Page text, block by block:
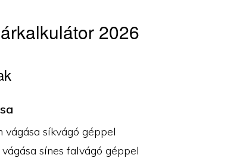
2026
vágása síkvágó géppel
sínes falvágó géppel